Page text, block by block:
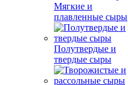
Мягкие и
плавленные сыры
Полутвердые и
твердые сыры